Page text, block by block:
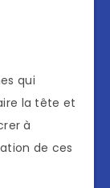
qui
la tête et
à
de ces